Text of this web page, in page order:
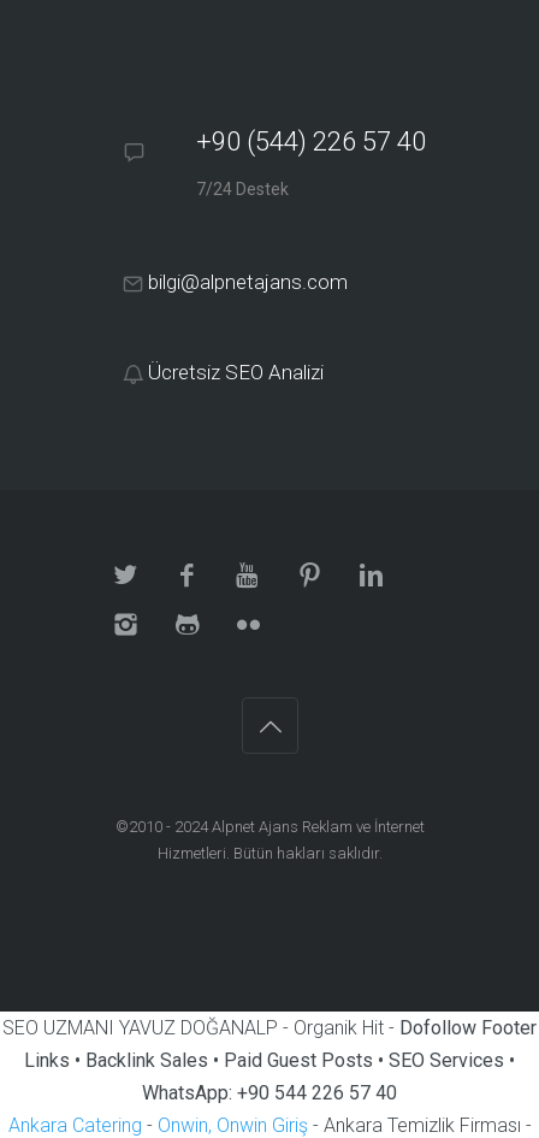
+90 (544) 226 57 40
7/24 Destek
bilgi@alpnetajans.com
Ücretsiz SEO Analizi
©2010 - 2024Alpnet Ajans Reklam ve İnternet
Hizmetleri. Bütün hakları saklıdır.
SEO UZMANI YAVUZ DOĞANALP - Organik Hit - Dofollow Footer
Links • Backlink Sales • Paid Guest Posts • SEO Services •
WhatsApp: +90 544 226 57 40
Ankara Catering - Onwin, Onwin Giriş- Ankara Temizlik Firması -